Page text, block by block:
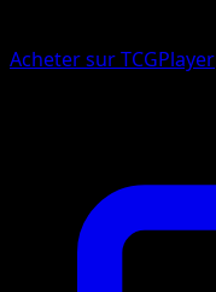
Acheter sur TCGPlayer